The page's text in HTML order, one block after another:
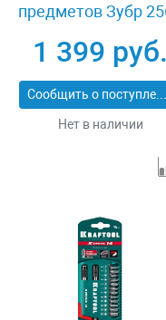
предметов Зубр
1 399 руб.
Сообщить о поступлении
Нет в наличии